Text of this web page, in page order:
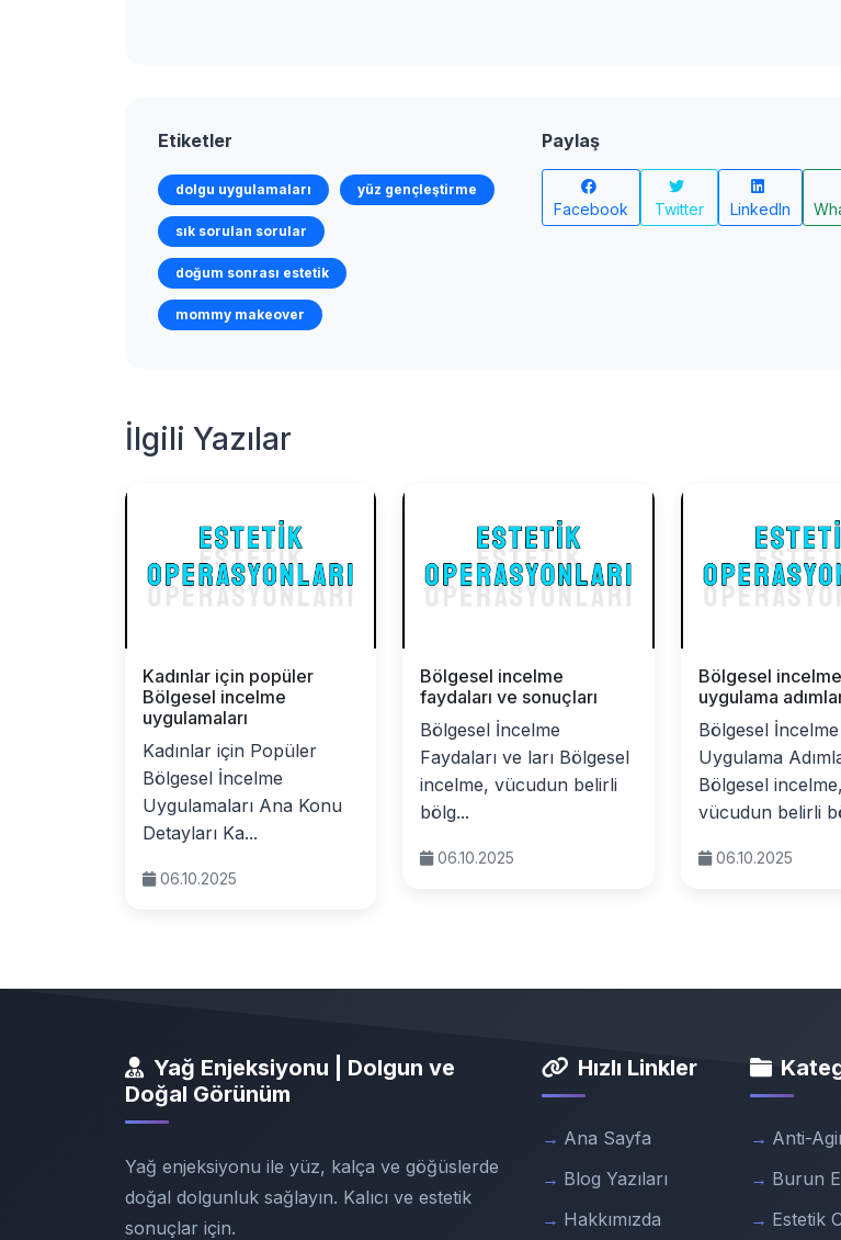
Etiketler
dolgu uygulamaları yüz gençleştirme
sık sorulan sorular
doğum sonrası estetik
mommy makeover
Paylaş
Facebook Twitter LinkedIn
İlgili Yazılar
Kadınlar için popüler
Bölgesel incelme
uygulamaları
Kadınlar için Popüler
Bölgesel İncelme
Uygulamaları Ana Konu
Detayları Ka...
06.10.2025
Bölgesel incelme
faydaları ve sonuçları
Bölgesel İncelme
Faydaları ve ları Bölgesel
incelme, vücudun belirli
bölg...
06.10.2025
Bölgesel incelme
uygulama
Bölgesel İncelme
Uygulama
Bölgesel incelme,
vücudun belirli
06.10.2025
Yağ Enjeksiyonu | Dolgun ve
Doğal Görünüm
Yağ enjeksiyonu ile yüz, kalça ve göğüslerde
doğal dolgunluk sağlayın. Kalıcı ve estetik
sonuçlar için.
Hızlı Linkler
Ana Sayfa
Blog Yazıları
Hakkımızda
Anti-
Burun
Estetik